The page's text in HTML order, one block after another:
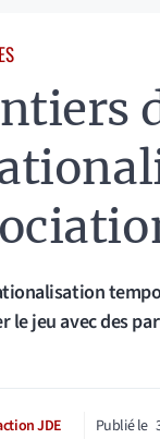
le jeu avec des
JDE Publié le